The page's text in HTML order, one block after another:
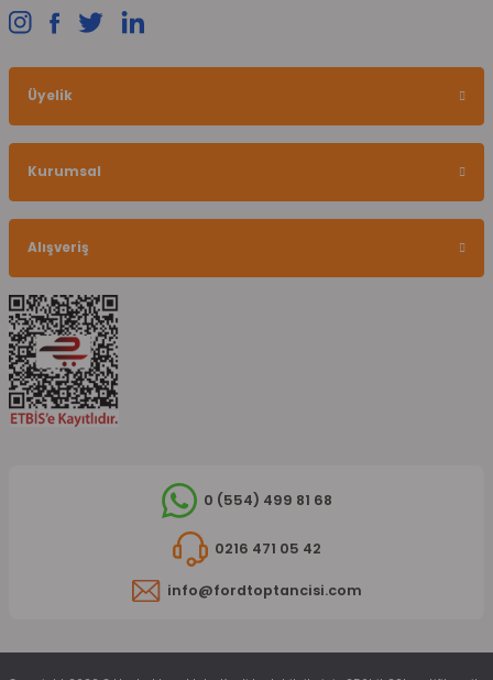
Üyelik
Kurumsal
Alışveriş
0 (554) 499 81 68
0216 471 05 42
info@fordtoptancisi.com